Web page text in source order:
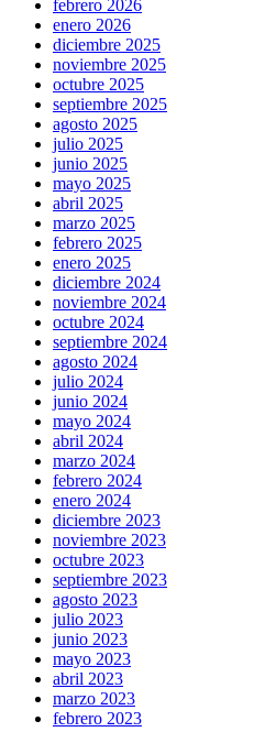
febrero 2026
enero 2026
diciembre 2025
noviembre 2025
octubre 2025
septiembre 2025
agosto 2025
julio 2025
junio 2025
mayo 2025
abril 2025
marzo 2025
febrero 2025
enero 2025
diciembre 2024
noviembre 2024
octubre 2024
septiembre 2024
agosto 2024
julio 2024
junio 2024
mayo 2024
abril 2024
marzo 2024
febrero 2024
enero 2024
diciembre 2023
noviembre 2023
octubre 2023
septiembre 2023
agosto 2023
julio 2023
junio 2023
mayo 2023
abril 2023
marzo 2023
febrero 2023